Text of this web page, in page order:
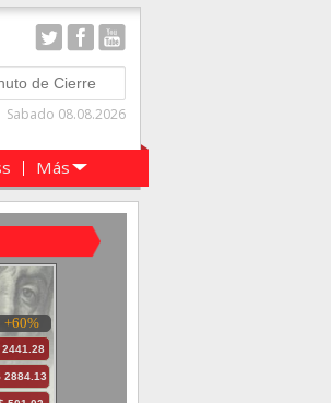
Sabado 08.08.2026
Más